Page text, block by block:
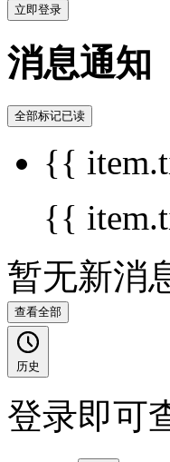
立即登录
消息通知
全部标记已读
{{
{{
暂无新消
查看全部
历史
登录即可